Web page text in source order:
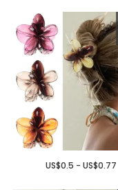
US$0.5 - US$0.77